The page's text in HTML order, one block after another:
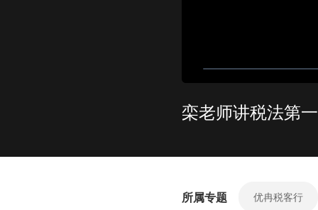
栾老师讲税法第
所属专题 优冉税客行